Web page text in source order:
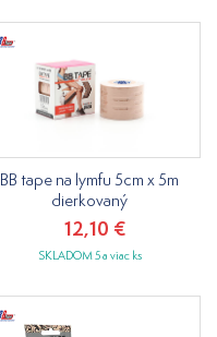
BB tape na lymfu 5cm x 5m
dierkovaný
12,10 €
SKLADOM 5 a viac ks